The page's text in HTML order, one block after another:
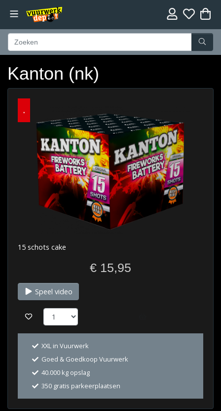
Kanton (nk)
.
15 schots cake
€ 15,95
Speel video
XXL in Vuurwerk
Goed & Goedkoop Vuurwerk
40.000 kg opslag
350 gratis parkeerplaatsen